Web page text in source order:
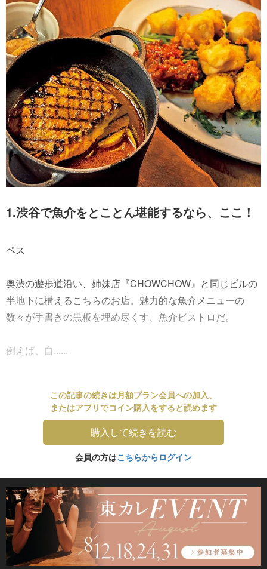
1.渋谷で魚介をとことん堪能するなら、ここ！
ペス
奥渋の遊歩道沿い、姉妹店『CHOWCHOW』と同じビルの
半地下に構えるこちらのお店。魅力的な魚介メニューの
数々が手書きの黒板を埋め尽くす、魚介ビストロだ。
例えば、自......
この記事の続きは月額プラン会員への加入、
またはアプリでコイン購入をすると読めます
購入して続きを読む
会員の方はこちらからログイン